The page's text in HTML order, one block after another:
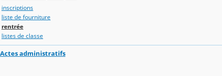
inscriptions
liste de fourniture
rentrée
listes de classe
Actes administratifs